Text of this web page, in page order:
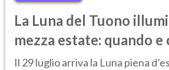
La Luna del Tuono
mezza estate: quando e
osservarla
Il 29 luglio arriva la Luna piena